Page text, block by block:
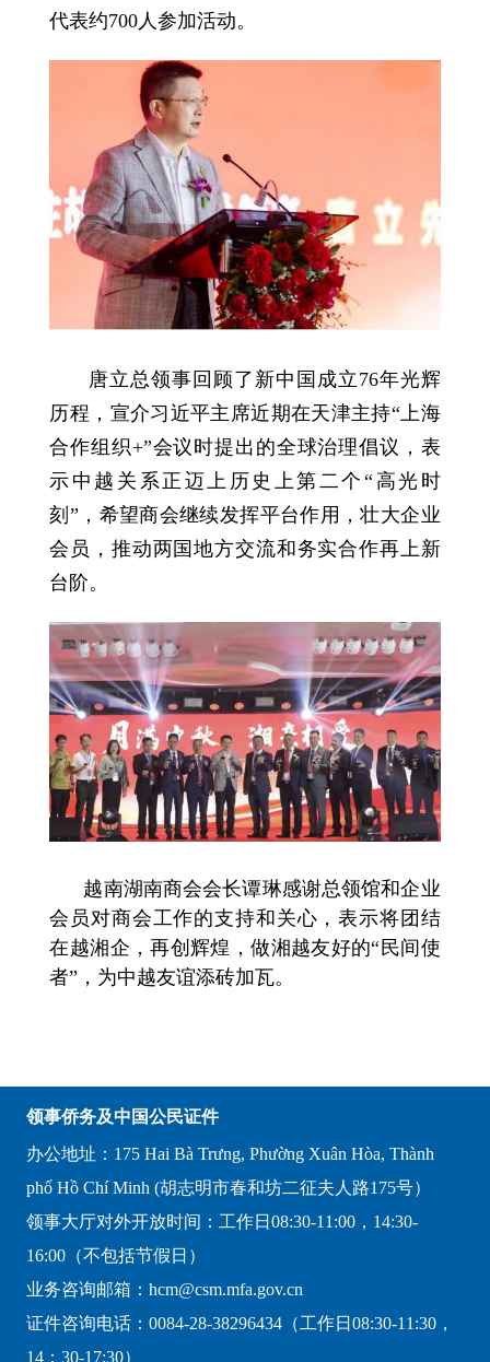
代表约700人参加活动。
唐立总领事回顾了新中国成立76年光辉
历程，宣介习近平主席近期在天津主持“上海
合作组织+”会议时提出的全球治理倡议，表
示中越关系正迈上历史上第二个“高光时
刻”，希望商会继续发挥平台作用，壮大企业
会员，推动两国地方交流和务实合作再上新
台阶。
越南湖南商会会长谭琳感谢总领馆和企业
会员对商会工作的支持和关心，表示将团结
在越湘企，再创辉煌，做湘越友好的“民间使
者”，为中越友谊添砖加瓦。
领事侨务及中国公民证件
办公地址：175 Hai Bà Trưng, Phường Xuân Hòa, Thành
phố Hồ Chí Minh (胡志明市春和坊二征夫人路175号）
领事大厅对外开放时间：工作日08:30-11:00，14:30-
16:00（不包括节假日）
业务咨询邮箱：hcm@csm.mfa.gov.cn
证件咨询电话：0084-28-38296434（工作日08:30-11:30，
14：30-17:30）